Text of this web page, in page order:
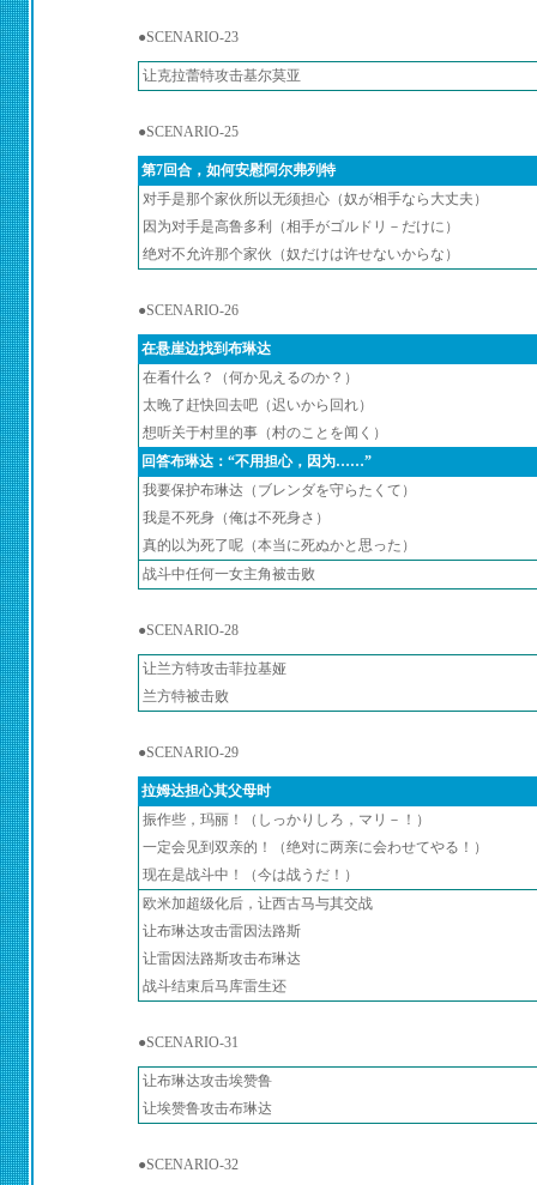
●SCENARIO-23
让克拉蕾特攻击基尔莫亚
●SCENARIO-25
第7回合，如何安慰阿尔弗列特
对手是那个家伙所以无须担心（奴が相手なら大丈夫）
因为对手是高鲁多利（相手がゴルドリ－だけに）
绝对不允许那个家伙（奴だけは许せないからな）
●SCENARIO-26
在悬崖边找到布琳达
在看什么？（何か见えるのか？）
太晚了赶快回去吧（迟いから回れ）
想听关于村里的事（村のことを闻く）
回答布琳达：“不用担心，因为……”
我要保护布琳达（ブレンダを守らたくて）
我是不死身（俺は不死身さ）
真的以为死了呢（本当に死ぬかと思った）
战斗中任何一女主角被击败
●SCENARIO-28
让兰方特攻击菲拉基娅
兰方特被击败
●SCENARIO-29
拉姆达担心其父母时
振作些，玛丽！（しっかりしろ，マリ－！）
一定会见到双亲的！（绝对に两亲に会わせてやる！）
现在是战斗中！（今は战うだ！）
欧米加超级化后，让西古马与其交战
让布琳达攻击雷因法路斯
让雷因法路斯攻击布琳达
战斗结束后马库雷生还
●SCENARIO-31
让布琳达攻击埃赞鲁
让埃赞鲁攻击布琳达
●SCENARIO-32